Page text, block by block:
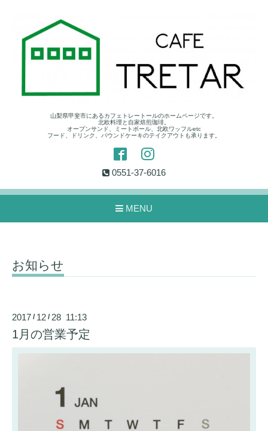
山梨県甲斐市にあるカフェトレートールのホームページです。
北欧料理と自家焙煎珈琲。
オープンサンド、ミートボール、北欧ワッフルetc
フード、ドリンク、パウンドケーキのテイクアウトも承ります。
0551-37-6016
MENU
お知らせ
2017 / 12 / 28 11:13
1月の営業予定